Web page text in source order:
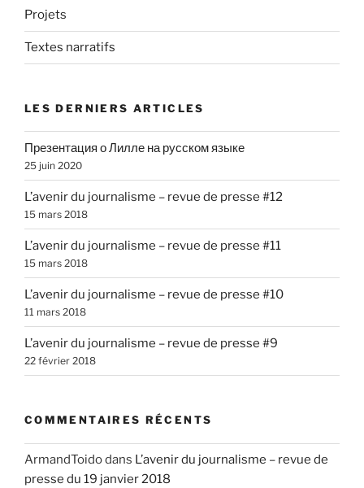
Projets
Textes narratifs
LES DERNIERS ARTICLES
Презентация о Лилле на русском языке
25 juin 2020
L’avenir du journalisme – revue de presse #12
15 mars 2018
L’avenir du journalisme – revue de presse #11
15 mars 2018
L’avenir du journalisme – revue de presse #10
11 mars 2018
L’avenir du journalisme – revue de presse #9
22 février 2018
COMMENTAIRES RÉCENTS
ArmandToidodans L’avenir du journalisme – revue de
presse du 19 janvier 2018